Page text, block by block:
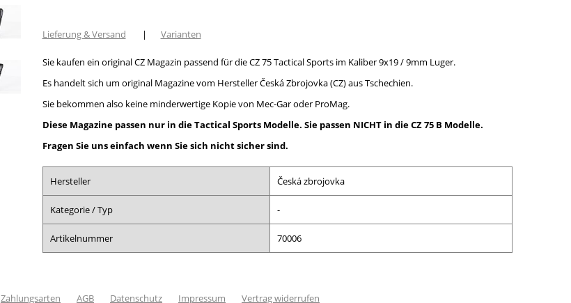
Lieferung & Versand | Varianten
Sie kaufen ein original CZ Magazin passend für die CZ 75 Tactical Sports im Kaliber 9x19 / 9mm Luger.
Es handelt sich um original Magazine vom Hersteller Česká Zbrojovka (CZ) aus Tschechien.
Sie bekommen also keine minderwertige Kopie von Mec-Gar oder ProMag.
Diese Magazine passen nur in die Tactical Sports Modelle. Sie passen NICHT in die CZ 75 B Modelle.
Fragen Sie uns einfach wenn Sie sich nicht sicher sind.
Hersteller Česká zbrojovka
Kategorie / Typ -
Artikelnummer 70006
Zahlungsarten AGB Datenschutz Impressum Vertrag widerrufen